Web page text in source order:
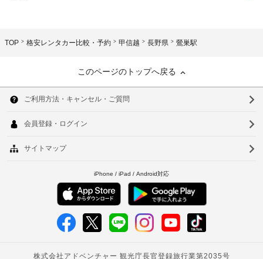
TOP 格安レンタカー比較・予約 甲信越 長野県 鶯巣駅
このページのトップへ戻る